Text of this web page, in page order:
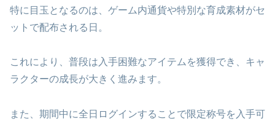
特に目玉となるのは、ゲーム内通貨や特別な育成素材がセ
ットで配布される日。
これにより、普段は入手困難なアイテムを獲得でき、キャ
ラクターの成長が大きく進みます。
また、期間中に全日ログインすることで限定称号を入手可